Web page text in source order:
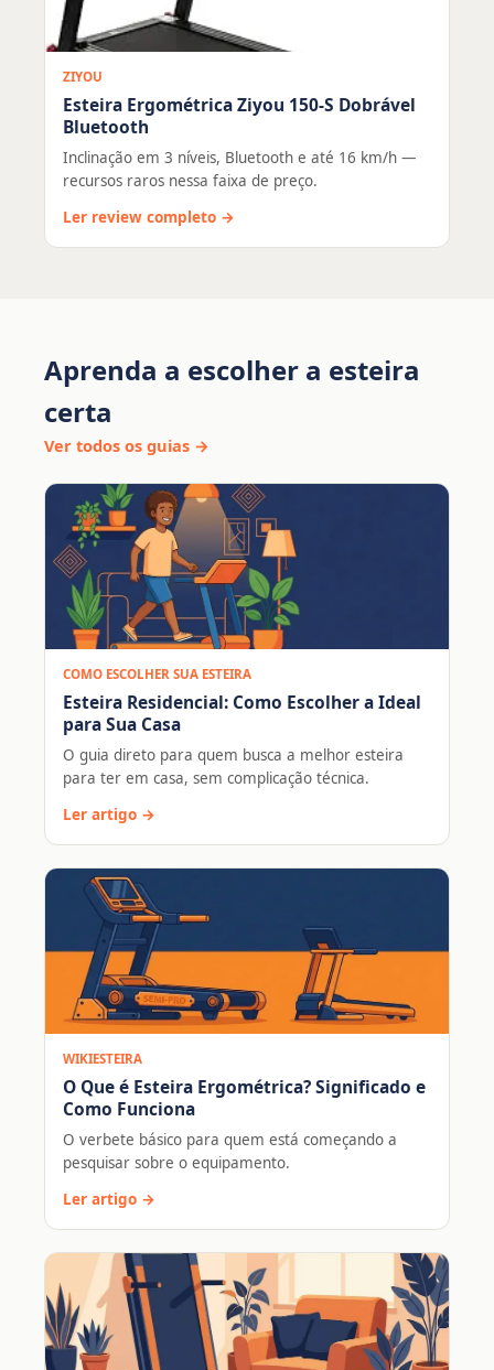
ZIYOU
Esteira Ergométrica Ziyou 150-S Dobrável
Bluetooth
Inclinação em 3 níveis, Bluetooth e até 16 km/h —
recursos raros nessa faixa de preço.
Ler review completo →
Aprenda a escolher a esteira
certa
Ver todos os guias →
COMO ESCOLHER SUA ESTEIRA
Esteira Residencial: Como Escolher a Ideal
para Sua Casa
O guia direto para quem busca a melhor esteira
para ter em casa, sem complicação técnica.
Ler artigo →
WIKIESTEIRA
O Que é Esteira Ergométrica? Significado e
Como Funciona
O verbete básico para quem está começando a
pesquisar sobre o equipamento.
Ler artigo →